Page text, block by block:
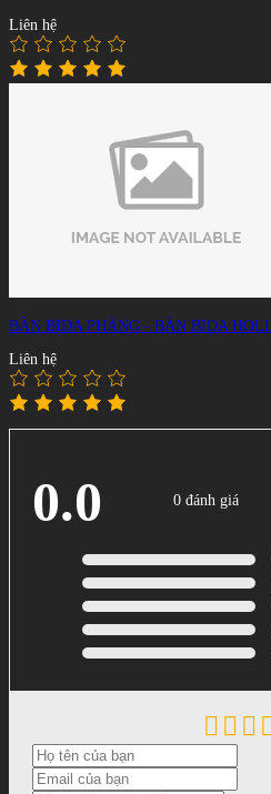
Liên hệ
BÀN BIDA PHĂNG - BÀN BIDA
Liên hệ
0.0 0 đánh giá